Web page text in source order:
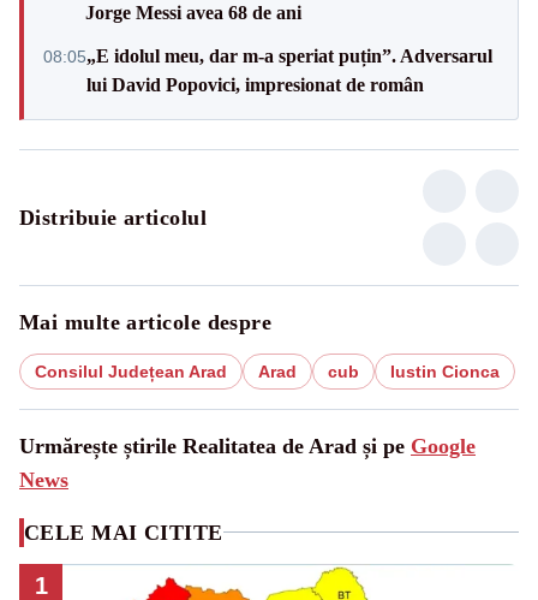
Jorge Messi avea 68 de ani
08:05„E idolul meu, dar m-a speriat puțin”. Adversarul
lui David Popovici, impresionat de român
Distribuie articolul
Mai multe articole despre
Consilul Județean Arad Arad cub Iustin Cionca
Urmărește știrile Realitatea de Arad și pe Google
News
CELE MAI CITITE
1